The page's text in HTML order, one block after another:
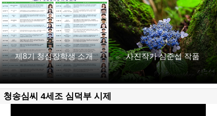
제8기 청심장학생 소개 사진작가 심준섭 작품
청송심씨 4세조 심덕부 시제